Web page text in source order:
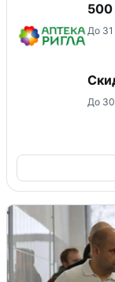
500
До 31
До 30